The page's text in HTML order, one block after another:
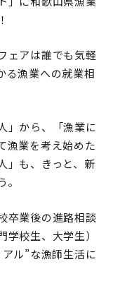
ェアは誰でも気軽
る漁業への就業相
」から、「漁業に
漁業を考え始めた
」も、きっと、新
卒業後の進路相談
学校生、大学生）
ル”な漁師生活に